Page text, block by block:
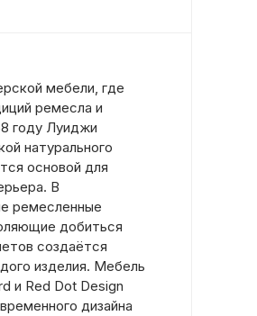
мебели, где
ремесла и
году Луиджи
натурального
основой для
В
ремесленные
добиться
создаётся
изделия. Мебель
и Red Dot Design
дизайна